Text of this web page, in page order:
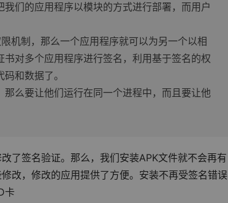
们的应用程序以模块的方式进行部署，而用户
机制，那么一个应用程序就可以为另一个以相
对多个应用程序进行签名，利用基于签名的权
和数据了。
么要让他们运行在同一个进程中，而且要让他
了签名验证。那么，我们安装APK文件就不会再有
改，修改的应用提供了方便。安装不再受签名错误
卡